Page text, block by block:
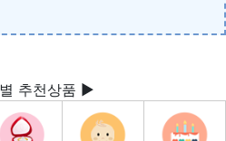
추천상품 ▶